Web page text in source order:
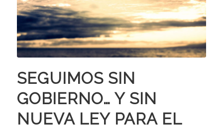
SEGUIMOS SIN
GOBIERNO… Y SIN
NUEVA LEY PARA EL